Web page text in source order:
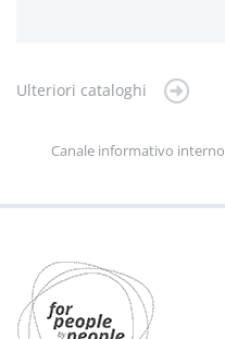
Ulteriori cataloghi
Canale informativo interno